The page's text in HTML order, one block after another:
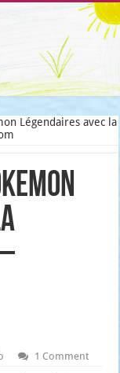
Légendaires avec la
1 Comment